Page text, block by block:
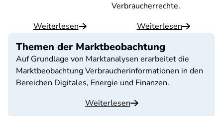
Weiterlesen
Verbraucherrechte.
Weiterlesen
Themen der Marktbeobachtung
Auf Grundlage von Marktanalysen erarbeitet die
Marktbeobachtung Verbraucherinformationen in den
Bereichen Digitales, Energie und Finanzen.
Weiterlesen